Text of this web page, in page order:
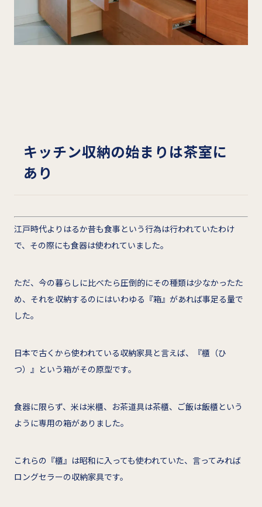
キッチン収納の始まりは茶室に
あり
江戸時代よりはるか昔も食事という行為は行われていたわけ
で、その際にも食器は使われていました。
ただ、今の暮らしに比べたら圧倒的にその種類は少なかったた
め、それを収納するのにはいわゆる『箱』があれば事足る量で
した。
日本で古くから使われている収納家具と言えば、『櫃（ひ
つ）』という箱がその原型です。
食器に限らず、米は米櫃、お茶道具は茶櫃、ご飯は飯櫃という
ように専用の箱がありました。
これらの『櫃』は昭和に入っても使われていた、言ってみれば
ロングセラーの収納家具です。